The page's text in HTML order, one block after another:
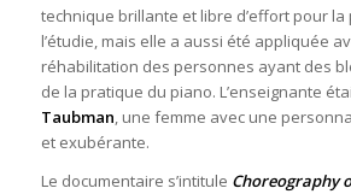
technique brillante et libre d’effort pour
l’étudie, mais elle a aussi été appliquée
réhabilitation des personnes ayant des
de la pratique du piano. L’enseignante
Taubman, une femme avec une
et exubérante.
Le documentaire s’intitule Choreography